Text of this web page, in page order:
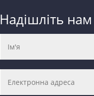
Надішліть